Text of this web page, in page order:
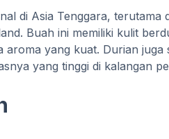
di Asia Tenggara, terutama
Buah ini memiliki kulit
yang kuat. Durian juga
yang tinggi di kalangan